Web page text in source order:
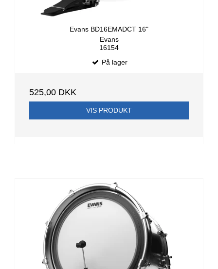
Evans BD16EMADCT 16"
Evans
16154
På lager
525,00 DKK
VIS PRODUKT